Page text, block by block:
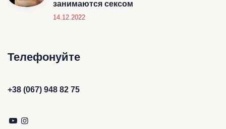
занимаются сексом
14.12.2022
Телефонуйте
+38 (067) 948 82 75